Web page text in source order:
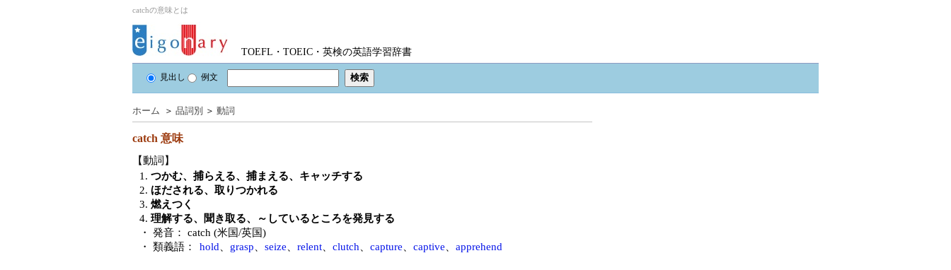
catchの意味とは
TOEFL・TOEIC・英検の英語学習辞書
見出し 例文
ホーム ＞ 品詞別 ＞ 動詞
catch 意味
【動詞】
1. つかむ、捕らえる、捕まえる、キャッチする
2. ほだされる、取りつかれる
3. 燃えつく
4. 理解する、聞き取る、～しているところを発見する
・ 発音：
catch (米国/英国)
・ 類義語：
hold grasp seize relent clutch capture captive apprehend